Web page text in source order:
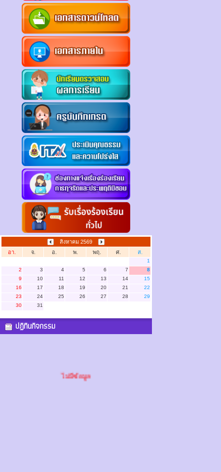
สิงหาคม 2569
อา.
จ. อ. พ. พฤ. ศ. ส.
1
2
3 4 5 6 7
8
9
10 11 12 13 14
15
16
17 18 19 20 21
22
23
24 25 26 27 28
29
30
31
ปฏิทินกิจกรรม